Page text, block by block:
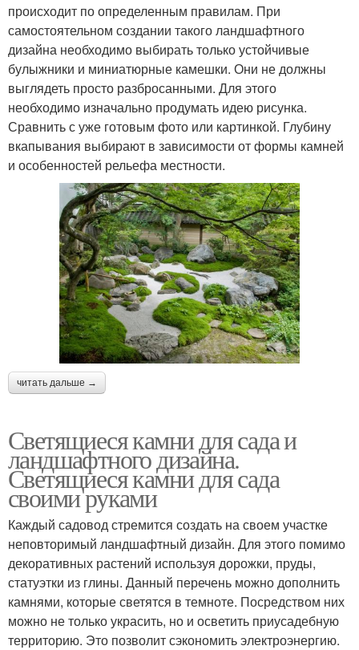
происходит по определенным правилам. При
самостоятельном создании такого ландшафтного
дизайна необходимо выбирать только устойчивые
булыжники и миниатюрные камешки. Они не должны
выглядеть просто разбросанными. Для этого
необходимо изначально продумать идею рисунка.
Сравнить с уже готовым фото или картинкой. Глубину
вкапывания выбирают в зависимости от формы камней
и особенностей рельефа местности.
читать дальше →
Светящиеся камни для сада и
ландшафтного дизайна.
Светящиеся камни для сада
своими руками
Каждый садовод стремится создать на своем участке
неповторимый ландшафтный дизайн. Для этого помимо
декоративных растений используя дорожки, пруды,
статуэтки из глины. Данный перечень можно дополнить
камнями, которые светятся в темноте. Посредством них
можно не только украсить, но и осветить приусадебную
территорию. Это позволит сэкономить электроэнергию.